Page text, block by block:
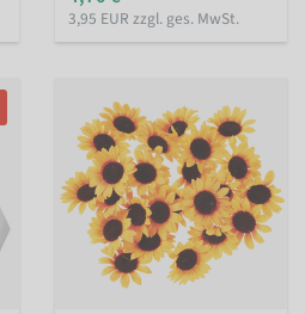
3,95 EUR zzgl. ges. MwSt.